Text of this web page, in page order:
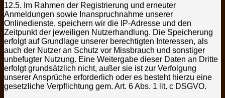
12.5. Im Rahmen der Registrierung und erneuter
Anmeldungen sowie Inanspruchnahme unserer
Onlinedienste, speichern wir die IP-Adresse und den
Zeitpunkt der jeweiligen Nutzerhandlung. Die Speicherung
erfolgt auf Grundlage unserer berechtigten Interessen, als
auch der Nutzer an Schutz vor Missbrauch und sonstiger
unbefugter Nutzung. Eine Weitergabe dieser Daten an Dritte
erfolgt grundsätzlich nicht, außer sie ist zur Verfolgung
unserer Ansprüche erforderlich oder es besteht hierzu eine
gesetzliche Verpflichtung gem. Art. 6 Abs. 1 lit. c DSGVO.